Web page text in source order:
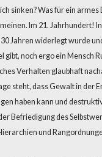
sinken? Was für ein armes
Im 21. Jahrhundert!
Jahren widerlegt wurde
gibt, noch ergo ein Mensch
Verhalten glaubhaft
steht, dass Gewalt in der
haben kann und
Befriedigung des
und